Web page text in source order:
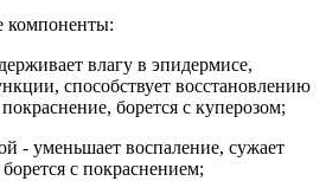
компоненты:
влагу в эпидермисе,
способствует восстановлению
борется с куперозом;
- уменьшает воспаление, сужает
с покраснением;